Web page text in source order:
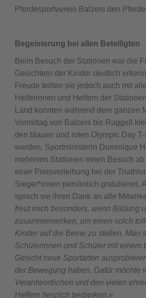
Pferdesportverein Balzers den
Begeisterung bei allen Beteiligten
Beim Besuch der Stationen war die
Gesichtern der Kinder deutlich
Freude teilten sie jedoch auch mit
Helferinnen und Helfern der
Land konnten während dem ganzen
Vormittag von Balzers bis Ruggell
den blauen und roten Olympic Day
werden. Sportministerin Dominique
mehreren Stationen einen Besuch
einer Preisverleihung bei der
Sieger*innen persönlich gratulieren.
sprach sie ihren Dank an alle
freut mich besonders, wenn Bildung
zusammenwirken, um einen solch
Kinder auf die Beine zu stellen. Man
Schülerinnen und Schüler mit einem
Gesicht neue Sportarten
der Bewegung haben. Dafür möchte
Verantwortlichen und den vielen
Helfern herzlich bedanken.»